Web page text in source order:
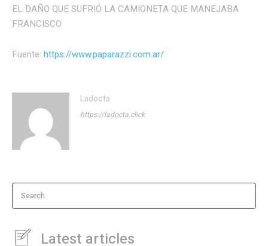
EL DAÑO QUE SUFRIÓ LA CAMIONETA QUE MANEJABA
FRANCISCO
Fuente: https://www.paparazzi.com.ar/
Ladocta
https://ladocta.click
Search
Latest articles